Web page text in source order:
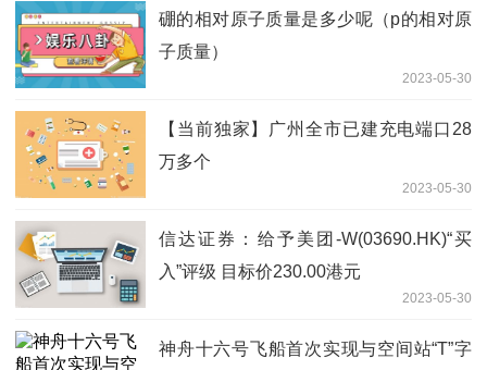
硼的相对原子质量是多少呢（p的相对原
子质量）
2023-05-30
【当前独家】广州全市已建充电端口28
万多个
2023-05-30
信达证券：给予美团-W(03690.HK)“买
入”评级 目标价230.00港元
2023-05-30
神舟十六号飞船首次实现与空间站“T”字